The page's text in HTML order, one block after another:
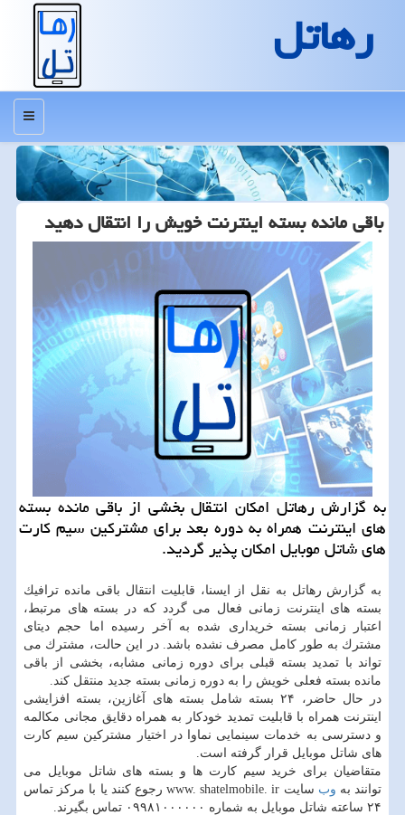
رهاتل
منو
باقی مانده بسته اینترنت خویش را انتقال دهید
به گزارش رهاتل امكان انتقال بخشی از باقی مانده بسته
های اینترنت همراه به دوره بعد برای مشتركین سیم كارت
های شاتل موبایل امكان پذیر گردید.
به گزارش رهاتل به نقل از ایسنا، قابلیت انتقال باقی مانده ترافیك
بسته های اینترنت زمانی فعال می گردد كه در بسته های مرتبط،
اعتبار زمانی بسته خریداری شده به آخر رسیده اما حجم دیتای
مشترك به طور كامل مصرف نشده باشد. در این حالت، مشترك می
تواند با تمدید بسته قبلی برای دوره زمانی مشابه، بخشی از باقی
مانده بسته فعلی خویش را به دوره زمانی بسته جدید منتقل كند.
در حال حاضر، ۲۴ بسته شامل بسته های آغازین، بسته افزایشی
اینترنت همراه با قابلیت تمدید خودكار به همراه دقایق مجانی مكالمه
و دسترسی به خدمات سینمایی نماوا در اختیار مشتركین سیم كارت
های شاتل موبایل قرار گرفته است.
متقاضیان برای خرید سیم كارت ها و بسته های شاتل موبایل می
توانند به وب
سایت www. shatelmobile. ir رجوع كنند یا با مركز تماس
۲۴ ساعته شاتل موبایل به شماره ۰۹۹۸۱۰۰۰۰۰۰ تماس بگیرند.